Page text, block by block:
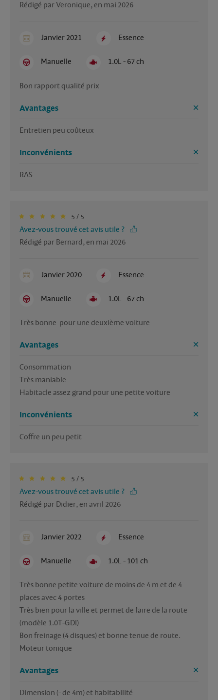
Rédigé par Veronique, en mai 2026
Janvier 2021 Essence
Manuelle 1.0L - 67 ch
Bon rapport qualité prix
Avantages
Entretien peu coûteux
Inconvénients
RAS
5 / 5
Avez-vous trouvé cet avis utile ?
Rédigé par Bernard, en mai 2026
Janvier 2020 Essence
Manuelle 1.0L - 67 ch
Très bonne  pour une deuxième voiture
Avantages
Consommation
Très maniable
Habitacle assez grand pour une petite voiture
Inconvénients
Coffre un peu petit
5 / 5
Avez-vous trouvé cet avis utile ?
Rédigé par Didier, en avril 2026
Janvier 2022 Essence
Manuelle 1.0L - 101 ch
Très bonne petite voiture de moins de 4 m et de 4
places avec 4 portes
Très bien pour la ville et permet de faire de la route
(modèle 1.0T-GDI)
Bon freinage (4 disques) et bonne tenue de route.
Moteur tonique
Avantages
Dimension (- de 4m) et habitabilité